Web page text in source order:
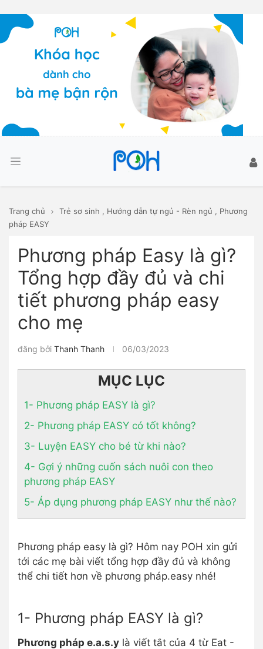
Trang chủ Trẻ sơ sinh , Hướng dẫn tự ngủ - Rèn ngủ , Phương
pháp EASY
Phương pháp Easy là gì?
Tổng hợp đầy đủ và chi
tiết phương pháp easy
cho mẹ
đăng bởi Thanh Thanh 06/03/2023
MỤC LỤC
1- Phương pháp EASY là gì?
2- Phương pháp EASY có tốt không?
3- Luyện EASY cho bé từ khi nào?
4- Gợi ý những cuốn sách nuôi con theo
phương pháp EASY
5- Áp dụng phương pháp EASY như thế nào?
Phương pháp easy là gì? Hôm nay POH xin gửi
tới các mẹ bài viết tổng hợp đầy đủ và không
thể chi tiết hơn về phương pháp.easy nhé!
1- Phương pháp EASY là gì?
Phương pháp e.a.s.y là viết tắt của 4 từ Eat -